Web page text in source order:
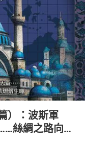
）：波斯軍
絲綢之路向西
有聲書】